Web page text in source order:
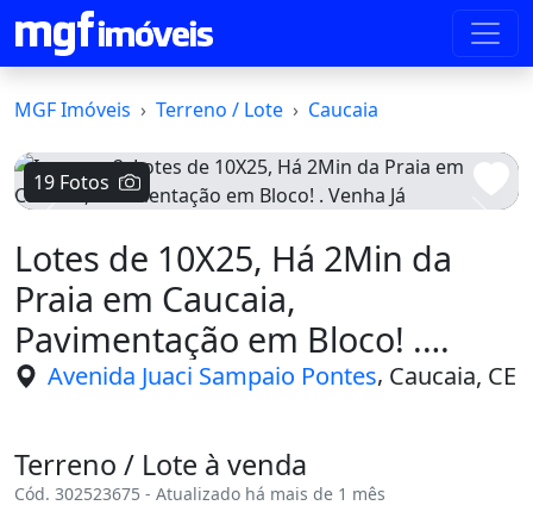
MGF Imóveis Terreno / Lote Caucaia
19 Fotos
Lotes de 10X25, Há 2Min da
Praia em Caucaia,
Pavimentação em Bloco! .
Venha Já
Avenida Juaci Sampaio Pontes, Caucaia, CE
Terreno / Lote à venda
Cód. 302523675 - Atualizado há mais de 1 mês